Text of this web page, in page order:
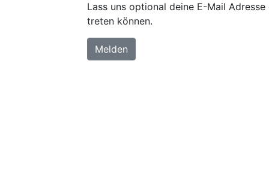
Lass uns optional deine E-Mail
treten können.
Melden